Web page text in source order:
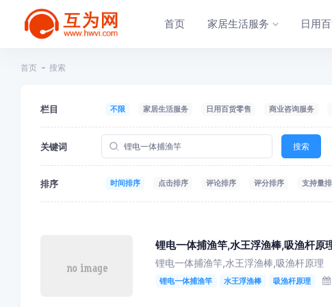
首页 家居生活服务 日用
首页 搜索
栏目 不限 家居生活服务 日用百货零售 商业咨询服务
关键词 搜索
排序 时间排序 点击排序 评论排序 评分排序 支持量
锂电一体捕渔竿,水王浮渔棒,吸渔杆原
锂电一体捕渔竿,水王浮渔棒,吸渔杆原理
锂电一体捕渔竿 水王浮渔棒 吸渔杆原理